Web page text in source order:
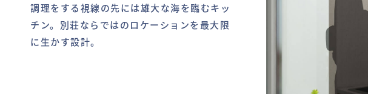
調理をする視線の先には雄大な海を臨むキッ
チン。別荘ならではのロケーションを最大限
に生かす設計。